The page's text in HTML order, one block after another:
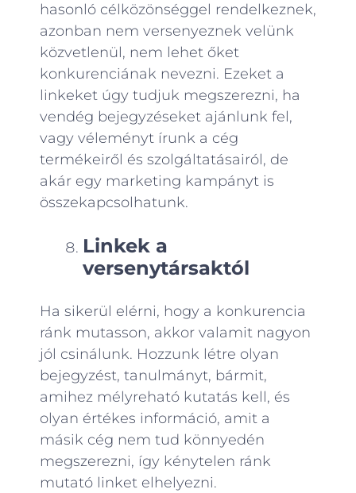
hasonló célközönséggel rendelkeznek,
azonban nem versenyeznek velünk
közvetlenül, nem lehet őket
konkurenciának nevezni. Ezeket a
linkeket úgy tudjuk megszerezni, ha
vendég bejegyzéseket ajánlunk fel,
vagy véleményt írunk a cég
termékeiről és szolgáltatásairól, de
akár egy marketing kampányt is
összekapcsolhatunk.
Linkek a
versenytársaktól
Ha sikerül elérni, hogy a konkurencia
ránk mutasson, akkor valamit nagyon
jól csinálunk. Hozzunk létre olyan
bejegyzést, tanulmányt, bármit,
amihez mélyreható kutatás kell, és
olyan értékes információ, amit a
másik cég nem tud könnyedén
megszerezni, így kénytelen ránk
mutató linket elhelyezni.